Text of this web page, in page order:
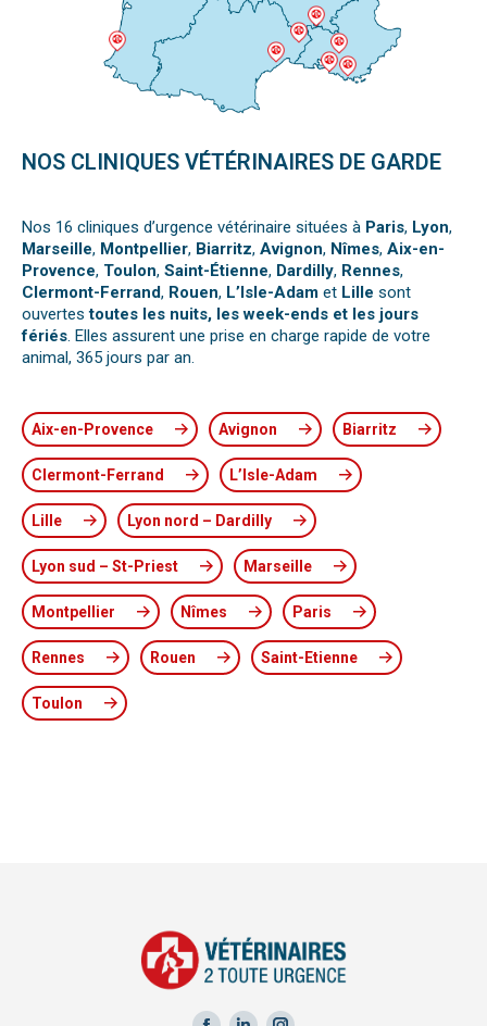
NOS CLINIQUES VÉTÉRINAIRES DE GARDE
Nos 16 cliniques d’urgence vétérinaire situées à Paris, Lyon,
Marseille, Montpellier, Biarritz, Avignon, Nîmes, Aix-en-
Provence, Toulon, Saint-Étienne, Dardilly, Rennes,
Clermont-Ferrand, Rouen, L’Isle-Adam et Lille sont
ouvertestoutes les nuits, les week-ends et les jours
fériés. Elles assurent une prise en charge rapide de votre
animal, 365 jours par an.
Aix-en-Provence Avignon Biarritz
Clermont-Ferrand L’Isle-Adam
Lille Lyon nord – Dardilly
Lyon sud – St-Priest Marseille
Montpellier Nîmes Paris
Rennes Rouen Saint-Etienne
Toulon